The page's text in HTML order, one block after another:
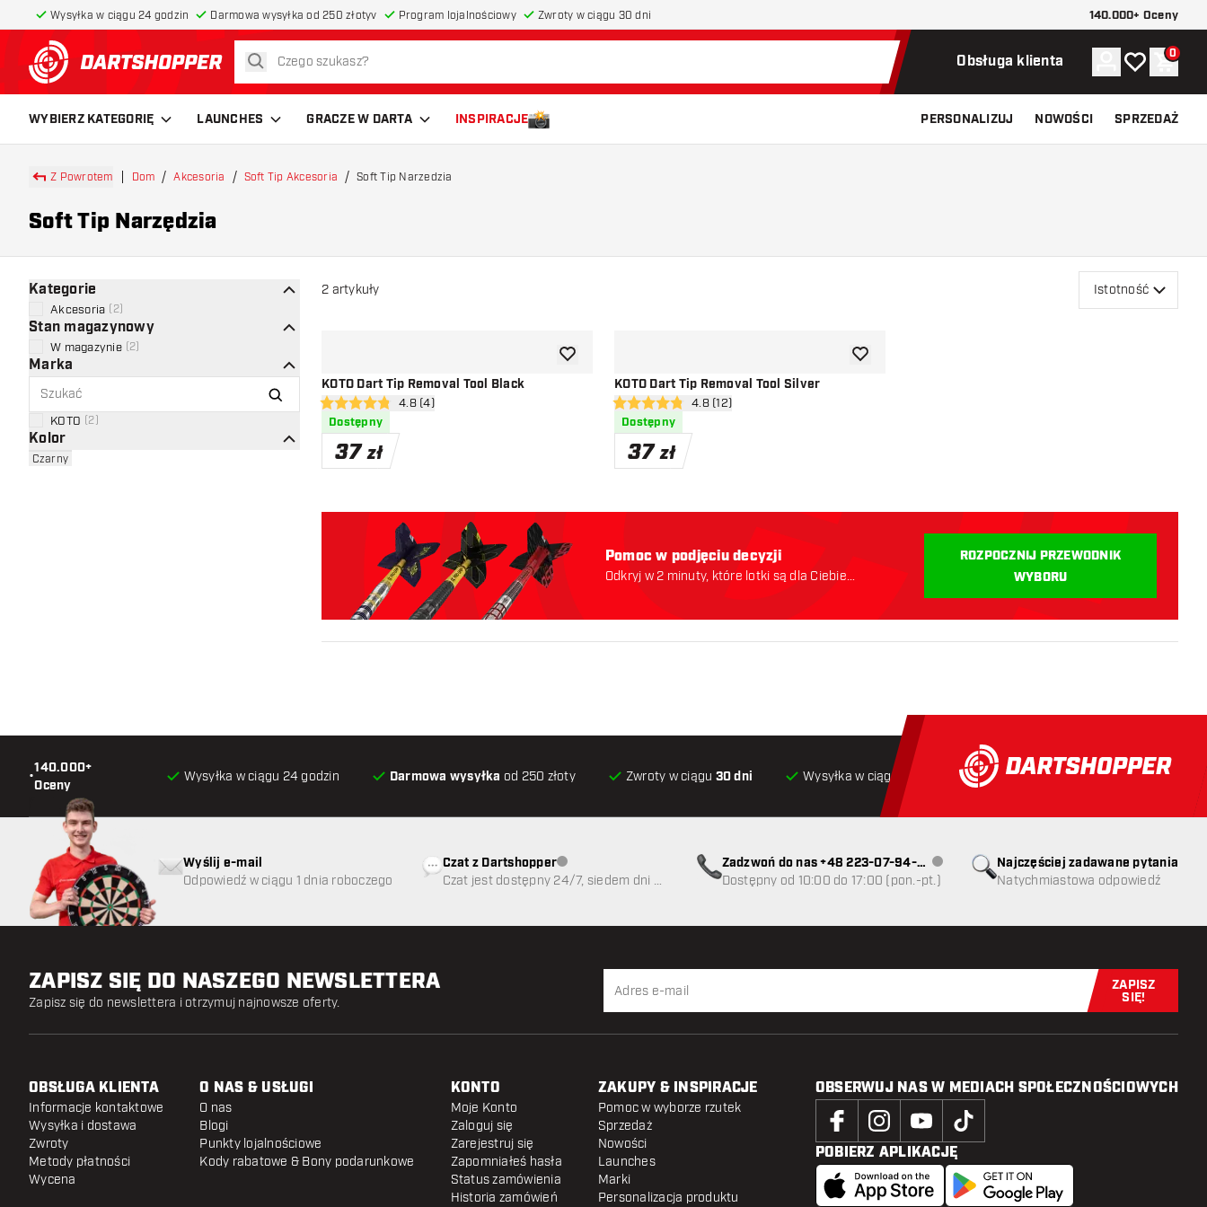
Wysyłka w ciągu 24 godzin Darmowa wysyłka od 250 złotyv Program lojalnościowy Zwroty w ciągu 30 dni 140.000+ Oceny
powrót do strony głównej
szukaj Obsługa klienta Konto
Moja listaKoszyk
0
WYBIERZ KATEGORIĘ LAUNCHES GRACZE W DARTA INSPIRACJE PERSONALIZUJ NOWOŚCI SPRZEDAŻ
Z Powrotem Dom Akcesoria Soft Tip Akcesoria Soft Tip Narzedzia
Soft Tip Narzędzia
Kategorie
Akcesoria 2)
Stan magazynowy
W magazynie 2
Marka
KOTO 2
Kolor
Czarny
2 artykuły Istotność
KOTO Dart Tip Removal Tool Black
otwórz panel recenzji
4.8 gwiazdki oceny
4.8 (4)
Dostępny
37 zł
dodaj do listy życzeń
KOTO Dart Tip Removal Tool Silver
otwórz panel recenzji
4.8 gwiazdki oceny
4.8 (12)
Dostępny
37 zł
dodaj do listy życzeń
Pomoc w podjęciu decyzji
Odkryj w 2 minuty, które lotki są dla Ciebie
ROZPOCZNIJ PRZEWODNIK
WYBORU
•
140.000+
Oceny
Wysyłka w ciągu 24 godzin Darmowa wysyłka od 250 złoty Zwroty w ciągu 30 dni Wysyłka w ciągu 24 godzin Darmowa wysyłka od 250 złoty
Najczęściej zadawane pytania
Natychmiastowa odpowiedź
Wyślij e-mail
Odpowiedź w ciągu 1 dnia roboczego
Czat z DartshopperObsługa klienta niedostępna
Czat jest dostępny 24/7, siedem dni w
Zadzwoń do nas +48 223-07-94-
89
Obsługa klienta niedostępna
Dostępny od 10:00 do 17:00 (pon.-pt.)
ZAPISZ SIĘ DO NASZEGO NEWSLETTERA
Zapisz się do newslettera i otrzymuj najnowsze oferty.
Zapisz się
ZAPISZ
SIĘ!
OBSŁUGA KLIENTA
Informacje kontaktowe
Wysyłka i dostawa
Zwroty
Metody płatności
Wycena
O NAS & USŁUGI
O nas
Blogi
Punkty lojalnościowe
Kody rabatowe & Bony podarunkowe
KONTO
Moje Konto
Zaloguj się
Zarejestruj się
Zapomniałeś hasła
Status zamówienia
Historia zamówień
ZAKUPY & INSPIRACJE
Pomoc w wyborze rzutek
Sprzedaż
Nowości
Launches
Marki
Personalizacja produktu
OBSERWUJ NAS W MEDIACH SPOŁECZNOŚCIOWYCH
POBIERZ APLIKACJĘ